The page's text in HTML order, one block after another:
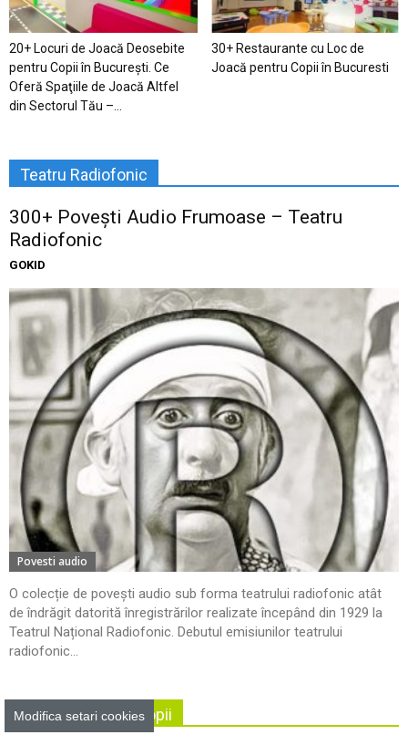
20+ Locuri de Joacă Deosebite
pentru Copii în Bucureşti. Ce
Oferă Spaţiile de Joacă Altfel
din Sectorul Tău –...
30+ Restaurante cu Loc de
Joacă pentru Copii în Bucuresti
Teatru Radiofonic
300+ Povești Audio Frumoase – Teatru
Radiofonic
GOKID
Povesti audio
O colecție de povești audio sub forma teatrului radiofonic atât
de îndrăgit datorită înregistrărilor realizate începând din 1929 la
Teatrul Național Radiofonic. Debutul emisiunilor teatrului
radiofonic...
Activitati pentru copii
Modifica setari cookies